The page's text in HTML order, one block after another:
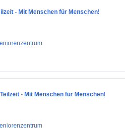
- Mit Menschen für Menschen!
- Mit Menschen für Menschen!